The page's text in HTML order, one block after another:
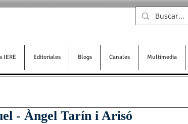
IERE Editoriales Blogs Canales Multimedia
- Àngel Tarín i Arisó